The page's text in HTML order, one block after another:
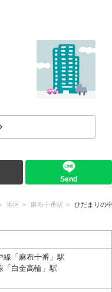
Send
港区 麻布十番駅 ひだまりの
線「麻布十番」駅
「白金高輪」駅